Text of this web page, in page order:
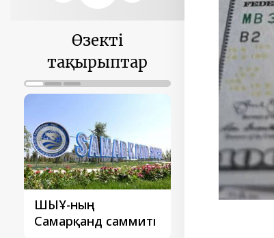
Өзекті
тақырыптар
ШЫҰ-ның
Самарқанд саммиті
Түркі